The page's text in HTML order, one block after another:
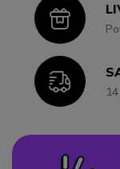
Icon
Icon